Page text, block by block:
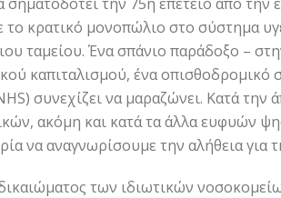
το κρατικό μονοπώλιο στο σύστημα
ταμείου. Ένα σπάνιο παράδοξο –
καπιταλισμού, ένα οπισθοδρομικό
συνεχίζει να μαραζώνει. Κατά
ακόμη και κατά τα άλλα ευφυών
να αναγνωρίσουμε την αλήθεια
των ιδιωτικών